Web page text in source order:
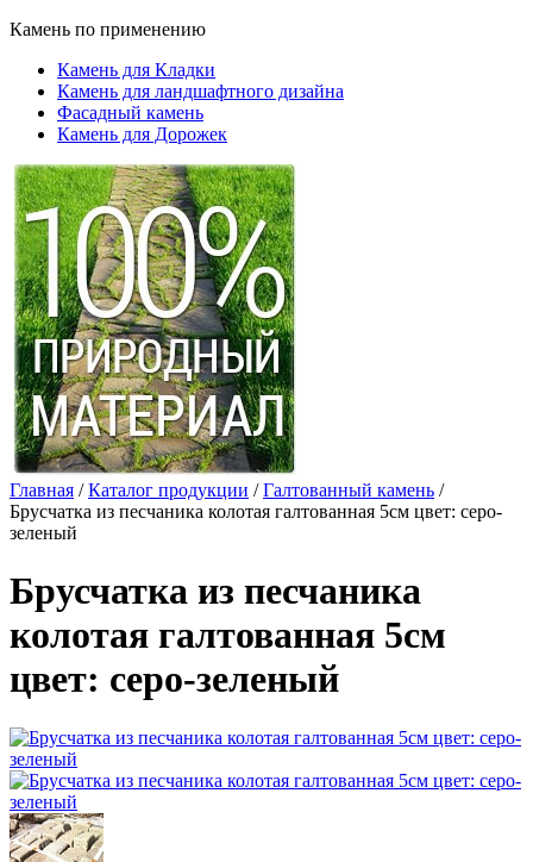
Камень по применению
Камень для Кладки
Камень для ландшафтного дизайна
Фасадный камень
Камень для Дорожек
Главная /Каталог продукции /Галтованный камень /
Брусчатка из песчаника колотая галтованная 5см цвет: серо-
зеленый
Брусчатка из песчаника
колотая галтованная 5см
цвет: серо-зеленый